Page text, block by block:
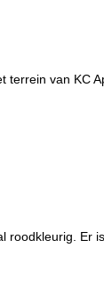
terrein van KC
roodkleurig. Er